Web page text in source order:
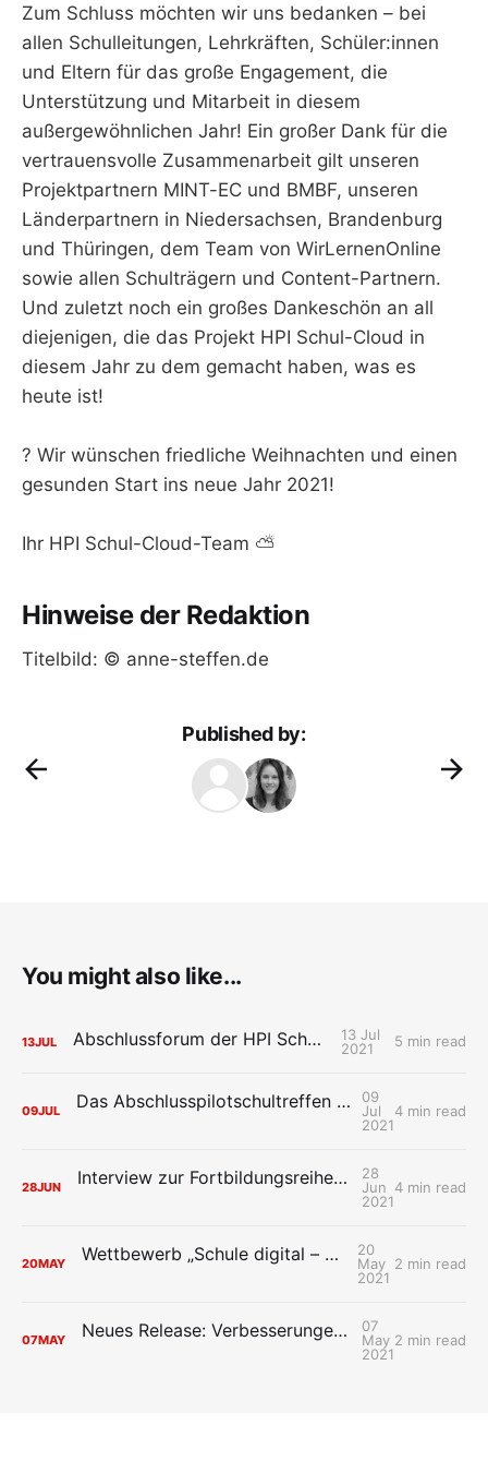
Zum Schluss möchten wir uns bedanken – bei
allen Schulleitungen, Lehrkräften, Schüler:innen
und Eltern für das große Engagement, die
Unterstützung und Mitarbeit in diesem
außergewöhnlichen Jahr! Ein großer Dank für die
vertrauensvolle Zusammenarbeit gilt unseren
Projektpartnern MINT-EC und BMBF, unseren
Länderpartnern in Niedersachsen, Brandenburg
und Thüringen, dem Team von WirLernenOnline
sowie allen Schulträgern und Content-Partnern.
Und zuletzt noch ein großes Dankeschön an all
diejenigen, die das Projekt HPI Schul-Cloud in
diesem Jahr zu dem gemacht haben, was es
heute ist!
? Wir wünschen friedliche Weihnachten und einen
gesunden Start ins neue Jahr 2021!
Ihr HPI Schul-Cloud-Team ⛅️
Hinweise der Redaktion
Titelbild: © anne-steffen.de
Published by:
You might also like...
13JUL Abschlussforum der HPI Schul-Cloud
13 Jul
2021
5 min read
09JUL Das Abschlusspilotschultreffen der HPI Schul-Cloud: Wiedersehen macht Freude
09
Jul
2021
4 min read
28JUN Interview zur Fortbildungsreihe der HPI Schul-Cloud „Mit Design Thinking neue Ideen für die digitale Schule entwerfen“
28
Jun
2021
4 min read
20MAY Wettbewerb „Schule digital – so geht’s!“ startet
20
May
2021
2 min read
07MAY Neues Release: Verbesserungen im Verwaltungsbereich
07
May
2021
2 min read